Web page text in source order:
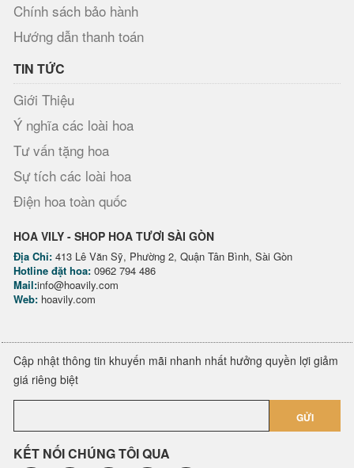
Chính sách bảo hành
Hướng dẫn thanh toán
TIN TỨC
Giới Thiệu
Ý nghĩa các loài hoa
Tư vấn tặng hoa
Sự tích các loài hoa
Điện hoa toàn quốc
HOA VILY - SHOP HOA TƯƠI SÀI GÒN
Địa Chỉ: 413 Lê Văn Sỹ, Phường 2, Quận Tân Bình, Sài Gòn
Hotline đặt hoa: 0962 794 486
Mail:info@hoavily.com
Web: hoavily.com
Cập nhật thông tin khuyến mãi nhanh nhất hưởng quyền lợi giảm
giá riêng biệt
GỬI
KẾT NỐI CHÚNG TÔI QUA